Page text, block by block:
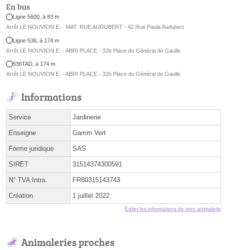
En bus
Ligne 5600, à 83 m
Arrêt LE NOUVION E. - MAT. RUE AUDUBERT - 42 Rue Paula Audubert
Ligne 536, à 174 m
Arrêt LE NOUVION E. - ABRI PLACE - 32b Place du Général de Gaulle
536TAD, à 174 m
Arrêt LE NOUVION E. - ABRI PLACE - 32b Place du Général de Gaulle
Informations
Service Jardinerie
Enseigne Gamm Vert
Forme juridique SAS
SIRET 31514374300591
N° TVA Intra. FR80315143743
Création 1 juillet 2022
Éditer les informations de mon animalerie
Animaleries proches